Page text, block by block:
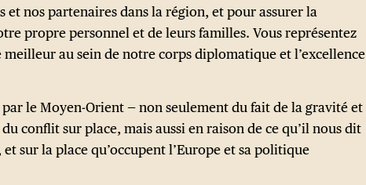
et nos partenaires dans la région, et pour assurer la
propre personnel et de leurs familles. Vous représentez
meilleur au sein de notre corps diplomatique et l’excellence
par le Moyen-Orient — non seulement du fait de la gravité et
conflit sur place, mais aussi en raison de ce qu’il nous dit
sur la place qu’occupent l’Europe et sa politique